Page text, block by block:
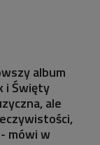
album
i Święty
ale
mówi w